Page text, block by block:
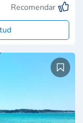
Recomendar